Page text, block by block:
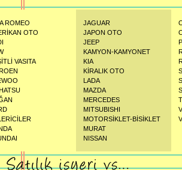
ROMEO
OTO
VASITA
JAGUAR
JAPON OTO
JEEP
KAMYON-KAMYONET
KIA
KİRALIK OTO
LADA
MAZDA
MERCEDES
MITSUBISHI
MOTORSİKLET-BİSİKLET
MURAT
NISSAN